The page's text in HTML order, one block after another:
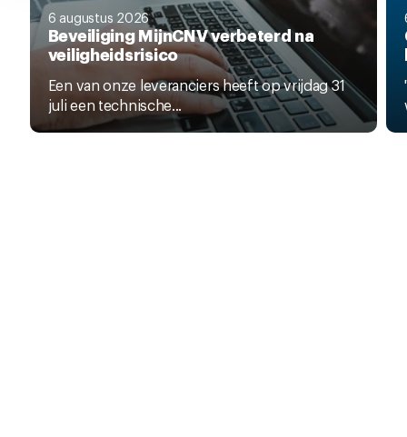
6 augustus 2026
Beveiliging MijnCNV verbeterd na
veiligheidsrisico
Een van onze leveranciers heeft op vrijdag 31
juli een technische...